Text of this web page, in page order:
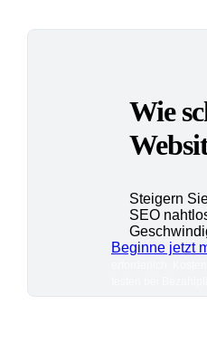
Wie
Steigern
SEO
Beginne jetzt